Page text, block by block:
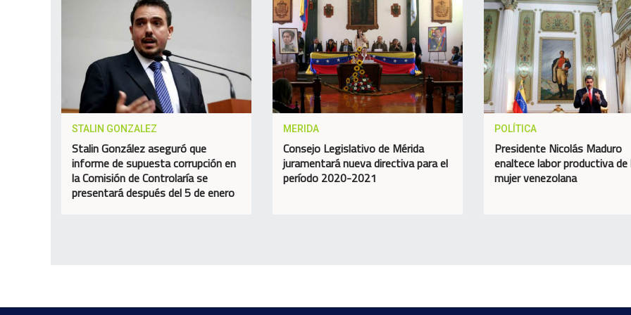
STALIN GONZALEZ
Stalin González aseguró que
informe de supuesta corrupción en
la Comisión de Controlaría se
presentará después del 5 de enero
MERIDA
Consejo Legislativo de Mérida
juramentará nueva directiva para el
período 2020-2021
POLÍTICA
Presidente Nicolás Maduro
enaltece labor productiva de
mujer venezolana